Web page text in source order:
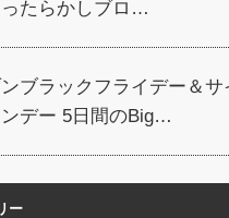
たらかしブロ…
ブラックフライデー＆サ
デー 5日間のBig…
ー